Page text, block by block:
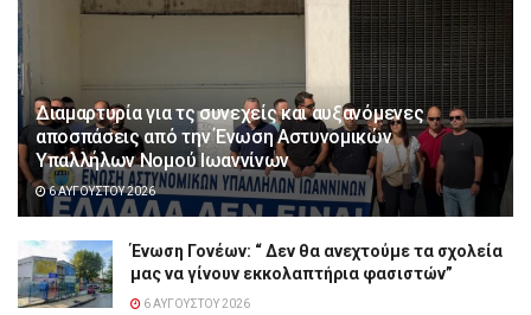
Διαμαρτυρία για τς συνεχείς και αυξανόμενες
αποσπάσεις από την Ένωση Αστυνομικών
Υπαλλήλων Νομού Ιωαννίνων
6 ΑΥΓΟΎΣΤΟΥ 2026
Ένωση Γονέων: “ Δεν θα ανεχτούμε τα σχολεία
μας να γίνουν εκκολαπτήρια φασιστών”
6 ΑΥΓΟΎΣΤΟΥ 2026